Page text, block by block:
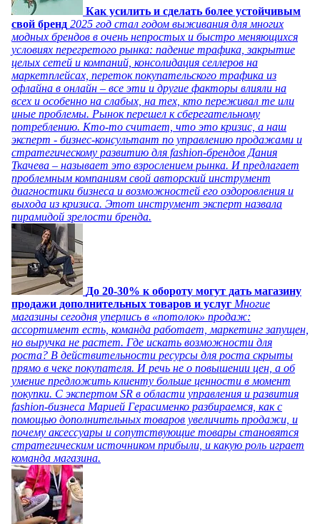
Как усилить и сделать более устойчивым
свой бренд 2025 год стал годом выживания для многих
модных брендов в очень непростых и быстро меняющихся
условиях перегретого рынка: падение трафика, закрытие
целых сетей и компаний, консолидация селлеров на
маркетплейсах, переток покупательского трафика из
офлайна в онлайн – все эти и другие факторы влияли на
всех и особенно на слабых, на тех, кто переживал те или
иные проблемы. Рынок перешел к сберегательному
потреблению. Кто-то считает, что это кризис, а наш
эксперт - бизнес-консультант по управлению продажами и
стратегическому развитию для fashion-брендов Дания
Ткачева – называет это взрослением рынка. И предлагает
проблемным компаниям свой авторский инструмент
диагностики бизнеса и возможностей его оздоровления и
выхода из кризиса. Этот инструмент эксперт назвала
пирамидой зрелости бренда.
До 20-30% к обороту могут дать магазину
продажи дополнительных товаров и услуг Многие
магазины сегодня уперлись в «потолок» продаж:
ассортимент есть, команда работает, маркетинг запущен,
но выручка не растет. Где искать возможности для
роста? В действительности ресурсы для роста скрыты
прямо в чеке покупателя. И речь не о повышении цен, а об
умение предложить клиенту больше ценности в момент
покупки. С экспертом SR в области управления и развития
fashion-бизнеса Марией Герасименко разбираемся, как с
помощью дополнительных товаров увеличить продажи, и
почему аксессуары и сопутствующие товары становятся
стратегическим источником прибыли, и какую роль играет
команда магазина.